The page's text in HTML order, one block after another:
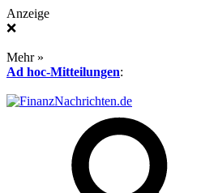
Anzeige
❌
Mehr »
Ad hoc-Mitteilungen: